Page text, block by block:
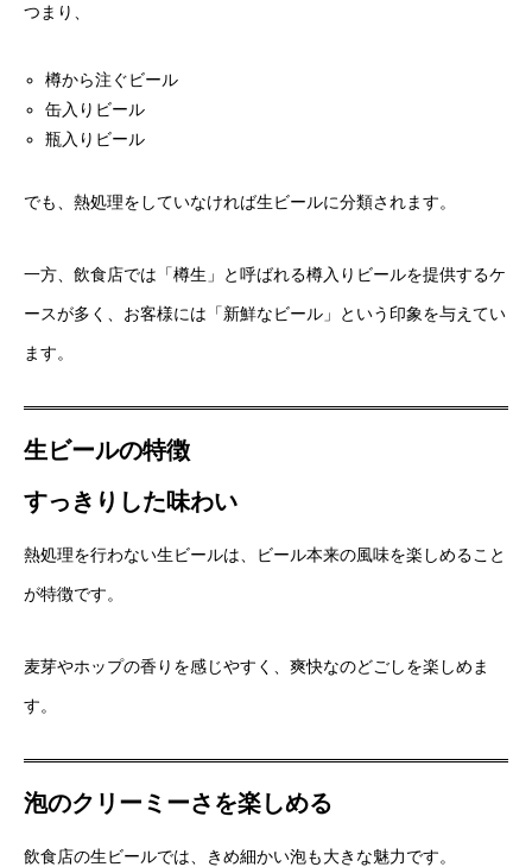
つまり、
樽から注ぐビール
缶入りビール
瓶入りビール
でも、熱処理をしていなければ生ビールに分類されます。
一方、飲食店では「樽生」と呼ばれる樽入りビールを提供するケ
ースが多く、お客様には「新鮮なビール」という印象を与えてい
ます。
生ビールの特徴
すっきりした味わい
熱処理を行わない生ビールは、ビール本来の風味を楽しめること
が特徴です。
麦芽やホップの香りを感じやすく、爽快なのどごしを楽しめま
す。
泡のクリーミーさを楽しめる
飲食店の生ビールでは、きめ細かい泡も大きな魅力です。